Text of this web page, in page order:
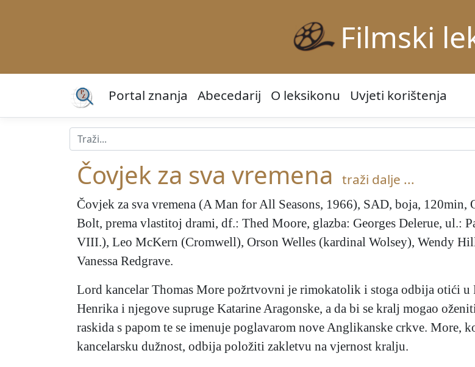
Filmski
Portal znanja Abecedarij O leksikonu Uvjeti korištenja
Čovjek za sva vremena traži dalje ...
Čovjek za sva vremena (A Man for All Seasons, 1966), SAD, boja, 120min,
Bolt, prema vlastitoj drami, df.: Thed Moore, glazba: Georges Delerue, ul.:
VIII.), Leo McKern (Cromwell), Orson Welles (kardinal Wolsey), Wendy
Vanessa Redgrave.
Lord kancelar Thomas More požrtvovni je rimokatolik i stoga odbija otići u
Henrika i njegove supruge Katarine Aragonske, a da bi se kralj mogao
raskida s papom te se imenuje poglavarom nove Anglikanske crkve. More,
kancelarsku dužnost, odbija položiti zakletvu na vjernost kralju.